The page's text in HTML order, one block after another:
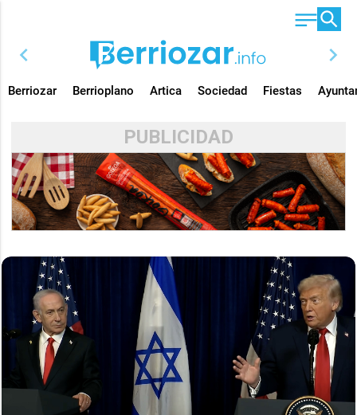
chevron_left chevron_right
Berriozar Berrioplano Artica Sociedad Fiestas
PUBLICIDAD